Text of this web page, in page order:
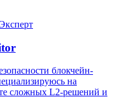
блокчейн-
на
сложных L2-решений и